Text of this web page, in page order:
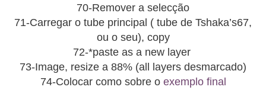
70-Remover a selecção
71-Carregar o tube principal ( tube de Tshaka’s67,
ou o seu), copy
72-*paste as a new layer
73-Image, resize a 88% (all layers desmarcado)
74-Colocar como sobre o exemplo final